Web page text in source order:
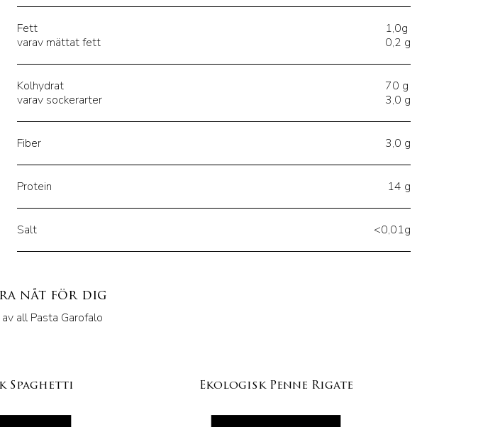
Fett
varav mättat fett
1,0g
0,2 g
Kolhydrat
varav sockerarter
70 g
3,0 g
Fiber 3,0 g
Protein 14 g
Salt <0,01g
nåt för dig
all Pasta Garofalo
Spaghetti Ekologisk Penne Rigate